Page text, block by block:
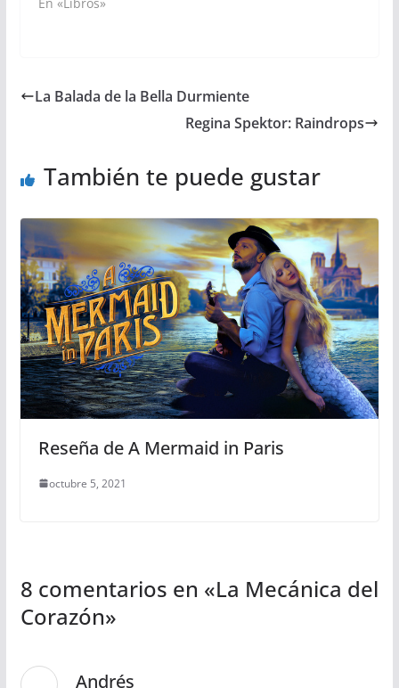
La Balada de la Bella Durmiente
Regina Spektor: Raindrops
También te puede gustar
Reseña de A Mermaid in Paris
octubre 5, 2021
8 comentarios en «La Mecánica del
Corazón»
Andrés